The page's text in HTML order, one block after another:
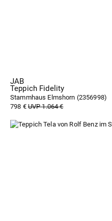
JAB
Teppich Fidelity
Stammhaus Elmshorn (2356998)
798 €UVP 1.064 €